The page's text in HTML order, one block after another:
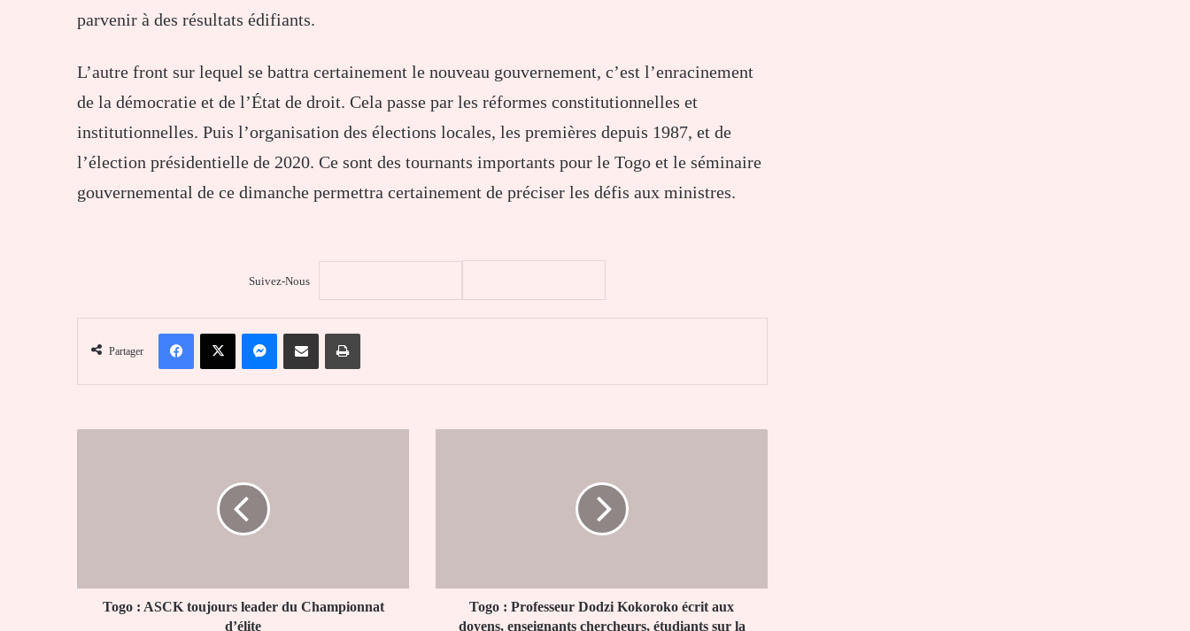
parvenir à des résultats édifiants.
L’autre front sur lequel se battra certainement le nouveau gouvernement, c’est l’enracinement
de la démocratie et de l’État de droit. Cela passe par les réformes constitutionnelles et
institutionnelles. Puis l’organisation des élections locales, les premières depuis 1987, et de
l’élection présidentielle de 2020. Ce sont des tournants importants pour le Togo et le séminaire
gouvernemental de ce dimanche permettra certainement de préciser les défis aux ministres.
Suivez-Nous
Partager
FacebookX MessengerPartager par email Imprimer
Togo : ASCK toujours leader du Championnat
d’élite
enseignants
chercheurs,
étudiants
Togo : Professeur Dodzi Kokoroko écrit aux
doyens, enseignants chercheurs, étudiants sur la